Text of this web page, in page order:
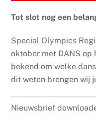
Tot slot nog een
Special Olympics
oktober met DANS op
bekend om welke
dit weten brengen wij
Nieuwsbrief